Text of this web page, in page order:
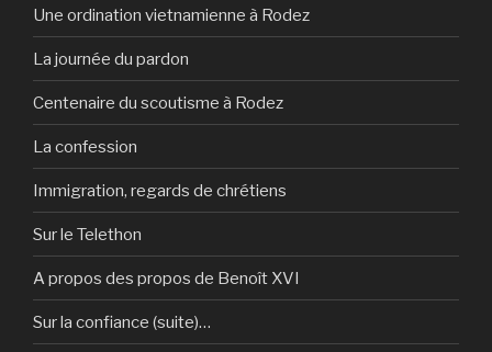
Une ordination vietnamienne à Rodez
La journée du pardon
Centenaire du scoutisme à Rodez
La confession
Immigration, regards de chrétiens
Sur le Telethon
A propos des propos de Benoît XVI
Sur la confiance (suite)…